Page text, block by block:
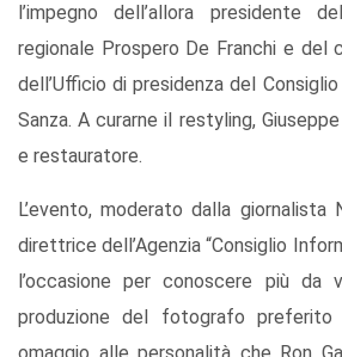
l’impegno dell’allora presidente
regionale Prospero De Franchi e del
dell’Ufficio di presidenza del
Sanza. A curarne il restyling,
e restauratore.
L’evento, moderato dalla
direttrice dell’Agenzia “Consiglio
l’occasione per conoscere più
produzione del fotografo preferito